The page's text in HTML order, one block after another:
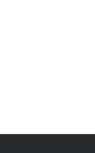
Retos (ABR)